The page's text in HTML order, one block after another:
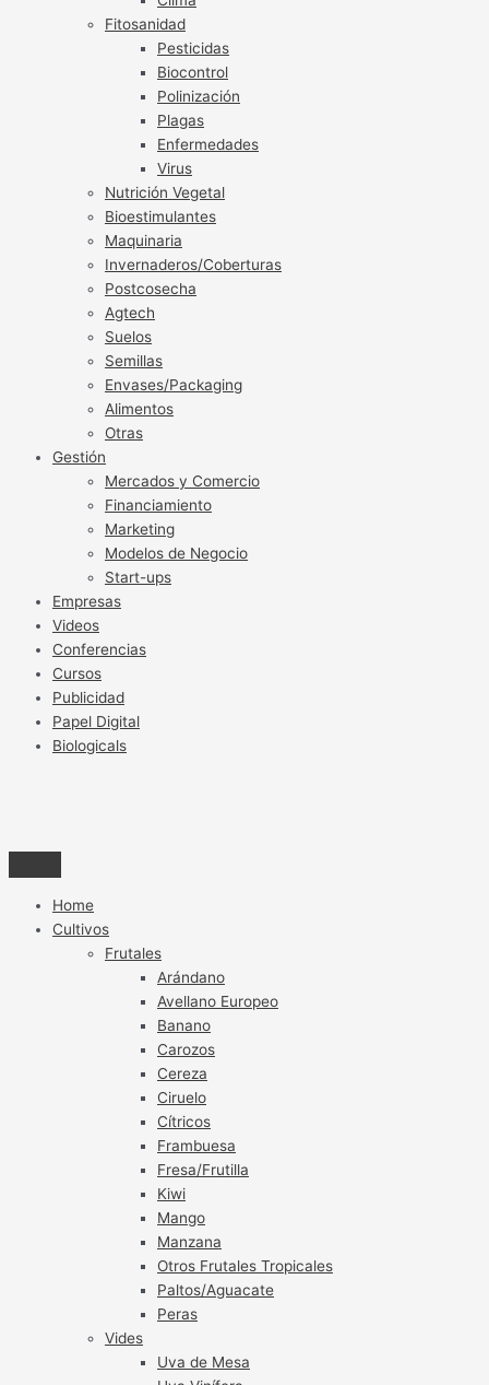
Fitosanidad
Pesticidas
Biocontrol
Polinización
Plagas
Enfermedades
Virus
Nutrición Vegetal
Bioestimulantes
Maquinaria
Invernaderos/Coberturas
Postcosecha
Agtech
Suelos
Semillas
Envases/Packaging
Alimentos
Otras
Gestión
Mercados y Comercio
Financiamiento
Marketing
Modelos de Negocio
Start-ups
Empresas
Videos
Conferencias
Cursos
Publicidad
Papel Digital
Biologicals
Home
Cultivos
Frutales
Arándano
Avellano Europeo
Banano
Carozos
Cereza
Ciruelo
Cítricos
Frambuesa
Fresa/Frutilla
Kiwi
Mango
Manzana
Otros Frutales Tropicales
Paltos/Aguacate
Peras
Vides
Uva de Mesa